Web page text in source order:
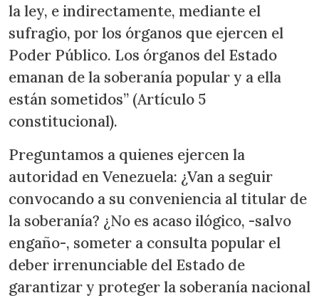
la ley, e indirectamente, mediante el
sufragio, por los órganos que ejercen el
Poder Público. Los órganos del Estado
emanan de la soberanía popular y a ella
están sometidos” (Artículo 5
constitucional).
Preguntamos a quienes ejercen la
autoridad en Venezuela: ¿Van a seguir
convocando a su conveniencia al titular de
la soberanía? ¿No es acaso ilógico, -salvo
engaño-, someter a consulta popular el
deber irrenunciable del Estado de
garantizar y proteger la soberanía nacional